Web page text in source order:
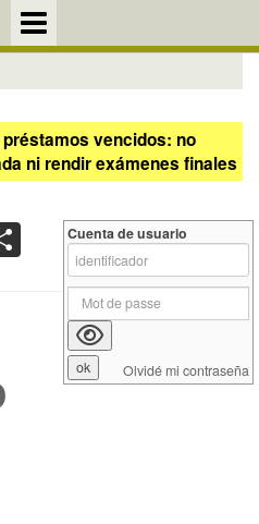
vencidos: no
ni rendir exámenes finales
Cuenta de usuario
Olvidé mi contraseña